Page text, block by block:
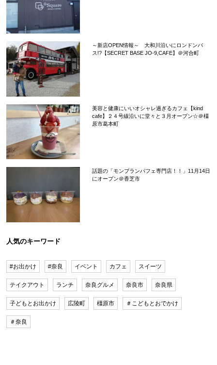
～新店OPEN情報～ 大和川沿いにロンドンバ
ス!?【SECRET BASE JO-9,CAFE】＠河合町
美容と健康にいいオシャレ過ぎるカフェ【kind
cafe】２４号線沿いに堂々と３月オープン☆＠橿
原市葛本町
話題の「モンブランパフェ専門店！！」11月14日
にオープン＠香芝市
人気のキーワード
#お出かけ #奈良 イベント カフェ スイーツ
テイクアウト ランチ 奈良グルメ 奈良市 奈良県
子どもとお出かけ 広陵町 橿原市 ＃こどもとおでかけ
＃奈良